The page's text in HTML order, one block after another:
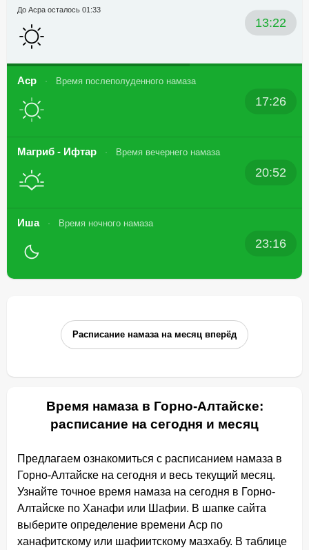
13:22
До Асра осталось 01:33
Аср Время послеполуденного намаза
17:26
Магриб - Ифтар Время вечернего намаза
20:52
Иша Время ночного намаза
23:16
Расписание намаза на месяц вперёд
Время намаза в Горно-Алтайске:
расписание на сегодня и месяц
Предлагаем ознакомиться с расписанием намаза в
Горно-Алтайске на сегодня и весь текущий месяц.
Узнайте точное время намаза на сегодня в Горно-
Алтайске по Ханафи или Шафии. В шапке сайта
выберите определение времени Аср по
ханафитскому или шафиитскому мазхабу. В таблице